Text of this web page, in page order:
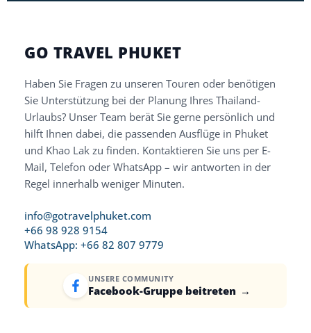
GO TRAVEL PHUKET
Haben Sie Fragen zu unseren Touren oder benötigen
Sie Unterstützung bei der Planung Ihres Thailand-
Urlaubs? Unser Team berät Sie gerne persönlich und
hilft Ihnen dabei, die passenden Ausflüge in Phuket
und Khao Lak zu finden. Kontaktieren Sie uns per E-
Mail, Telefon oder WhatsApp – wir antworten in der
Regel innerhalb weniger Minuten.
info@gotravelphuket.com
+66 98 928 9154
WhatsApp: +66 82 807 9779
UNSERE COMMUNITY
Facebook-Gruppe beitreten →